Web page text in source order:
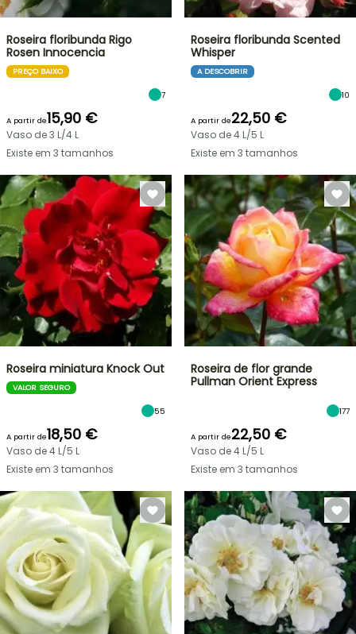
Roseira floribunda Rigo
Rosen Innocencia
PREÇO BAIXO
7
A partir de15,90 €
Vaso de 3 L/4 L
Existe em 3 tamanhos
Roseira floribunda Scented
Whisper
A DESCOBRIR
10
A partir de22,50 €
Vaso de 4 L/5 L
Existe em 3 tamanhos
Roseira miniatura Knock Out
VALOR SEGURO
55
A partir de18,50 €
Vaso de 4 L/5 L
Existe em 3 tamanhos
Roseira de flor grande
Pullman Orient Express
177
A partir de22,50 €
Vaso de 4 L/5 L
Existe em 3 tamanhos